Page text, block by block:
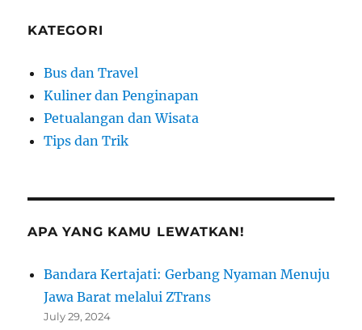
KATEGORI
Bus dan Travel
Kuliner dan Penginapan
Petualangan dan Wisata
Tips dan Trik
APA YANG KAMU LEWATKAN!
Bandara Kertajati: Gerbang Nyaman Menuju
Jawa Barat melalui ZTrans
July 29, 2024